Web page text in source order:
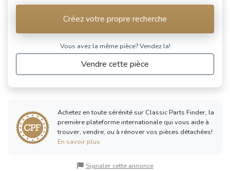
Créez votre propre recherche
Vous avez la même pièce? Vendez la!
Vendre cette pièce
Achetez en toute sérénité sur Classic Parts Finder, la
première plateforme internationale qui vous aide à
trouver, vendre, ou à rénover vos pièces détachées!
En savoir plus
Signaler cette annonce